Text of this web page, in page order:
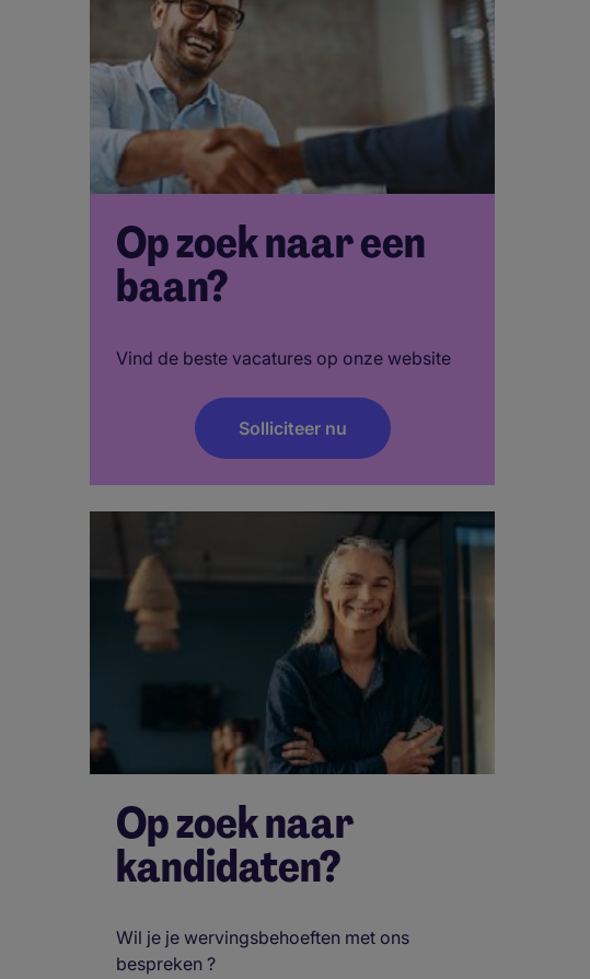
Op zoek naar een
baan?
Vind de beste vacatures op onze website
Solliciteer nu
Op zoek naar
kandidaten?
Wil je je wervingsbehoeften met ons
bespreken ?